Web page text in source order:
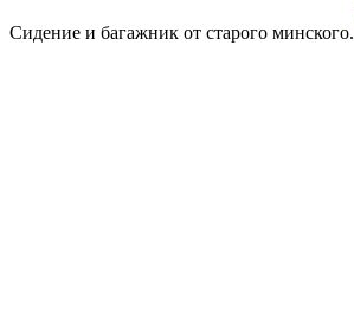
Сидение и багажник от старого минского.